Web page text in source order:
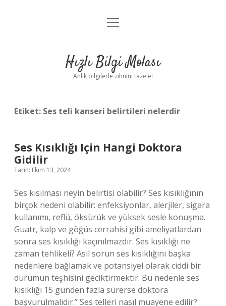
Anasayfa
Yasal Uyarı
menüyü
Hızlı Bilgi Molası
Anlık bilgilerle zihnini tazele!
Etiket: Ses teli kanseri belirtileri nelerdir
Ses Kısıklığı Için Hangi Doktora
Gidilir
Tarih: Ekim 13, 2024
Ses kısılması neyin belirtisi olabilir? Ses kısıklığının
birçok nedeni olabilir: enfeksiyonlar, alerjiler, sigara
kullanımı, reflü, öksürük ve yüksek sesle konuşma.
Guatr, kalp ve göğüs cerrahisi gibi ameliyatlardan
sonra ses kısıklığı kaçınılmazdır. Ses kısıklığı ne
zaman tehlikeli? Asıl sorun ses kısıklığını başka
nedenlere bağlamak ve potansiyel olarak ciddi bir
durumun teşhisini geciktirmektir. Bu nedenle ses
kısıklığı 15 günden fazla sürerse doktora
başvurulmalıdır.” Ses telleri nasıl muayene edilir?